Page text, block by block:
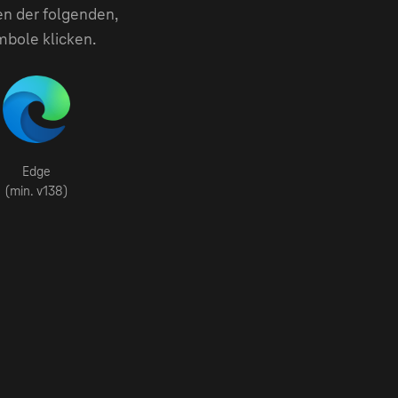
der folgenden,
klicken.
Edge
(min. v138)